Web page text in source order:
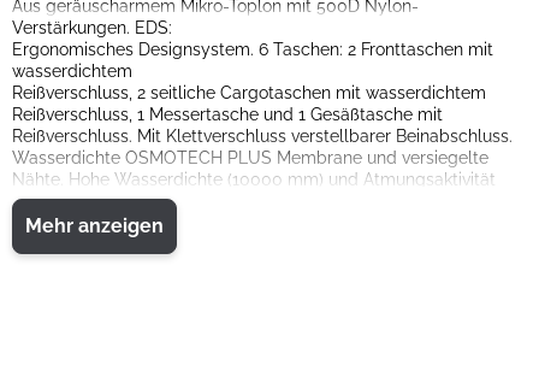
Aus geräuscharmem Mikro-Toplon mit 500D Nylon-
Verstärkungen. EDS:
Ergonomisches Designsystem. 6 Taschen: 2 Fronttaschen mit
wasserdichtem
Reißverschluss, 2 seitliche Cargotaschen mit wasserdichtem
Reißverschluss, 1 Messertasche und 1 Gesäßtasche mit
Reißverschluss. Mit Klettverschluss verstellbarer Beinabschluss.
Wasserdichte OSMOTECH PLUS Membrane und versiegelte
Nähte. Hohe Wasserdichte (10000 mm) und Atmungsaktivität
(10000 g/m2).
MATERIAL
Außen 1: 100% Polyester
Mehr anzeigen